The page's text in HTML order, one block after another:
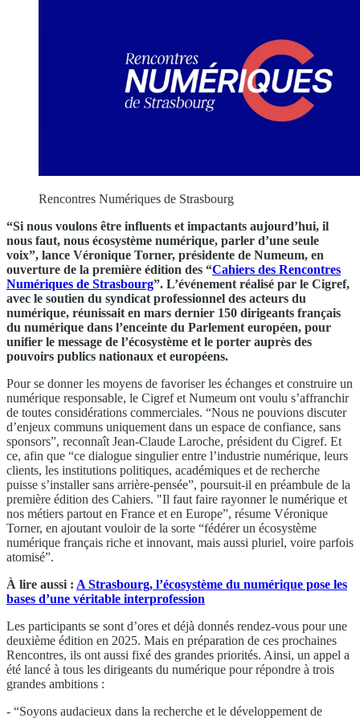
Rencontres Numériques de Strasbourg
“Si nous voulons être influents et impactants aujourd’hui, il
nous faut, nous écosystème numérique, parler d’une seule
voix”, lance Véronique Torner, présidente de Numeum, en
ouverture de la première édition des “Cahiers des Rencontres
Numériques de Strasbourg”. L’événement réalisé par le Cigref,
avec le soutien du syndicat professionnel des acteurs du
numérique, réunissait en mars dernier 150 dirigeants français
du numérique dans l’enceinte du Parlement européen, pour
unifier le message de l’écosystème et le porter auprès des
pouvoirs publics nationaux et européens.
Pour se donner les moyens de favoriser les échanges et construire un
numérique responsable, le Cigref et Numeum ont voulu s’affranchir
de toutes considérations commerciales. “Nous ne pouvions discuter
d’enjeux communs uniquement dans un espace de confiance, sans
sponsors”, reconnaît Jean-Claude Laroche, président du Cigref. Et
ce, afin que “ce dialogue singulier entre l’industrie numérique, leurs
clients, les institutions politiques, académiques et de recherche
puisse s’installer sans arrière-pensée”, poursuit-il en préambule de la
première édition des Cahiers. "Il faut faire rayonner le numérique et
nos métiers partout en France et en Europe”, résume Véronique
Torner, en ajoutant vouloir de la sorte “fédérer un écosystème
numérique français riche et innovant, mais aussi pluriel, voire parfois
atomisé”.
À lire aussi : A Strasbourg, l’écosystème du numérique pose les
bases d’une véritable interprofession
Les participants se sont d’ores et déjà donnés rendez-vous pour une
deuxième édition en 2025. Mais en préparation de ces prochaines
Rencontres, ils ont aussi fixé des grandes priorités. Ainsi, un appel a
été lancé à tous les dirigeants du numérique pour répondre à trois
grandes ambitions :
- “Soyons audacieux dans la recherche et le développement de